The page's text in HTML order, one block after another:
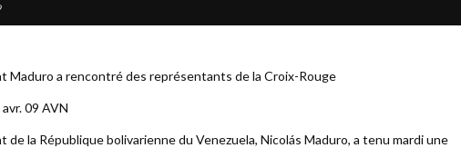
Maduro a rencontré des représentants de la Croix-Rouge
09 AVN
de la République bolivarienne du Venezuela, Nicolás Maduro, a tenu mardi une